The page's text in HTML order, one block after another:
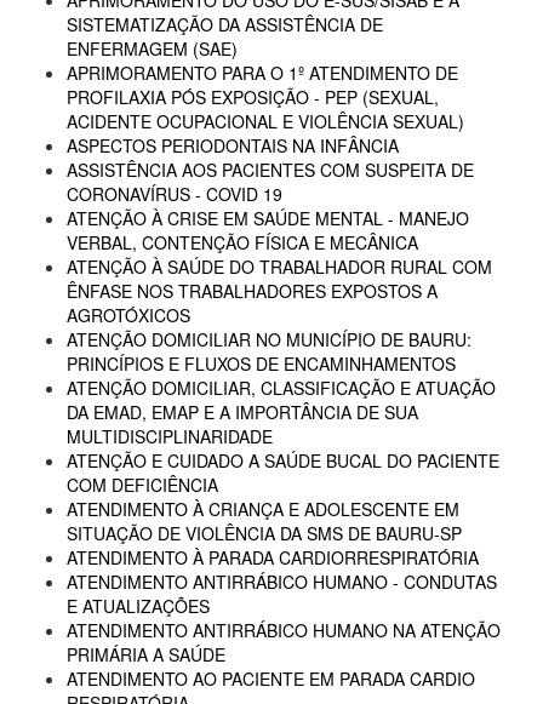
SISTEMATIZAÇÃO DA ASSISTÊNCIA DE
ENFERMAGEM (SAE)
APRIMORAMENTO PARA O 1º ATENDIMENTO DE
PROFILAXIA PÓS EXPOSIÇÃO - PEP (SEXUAL,
ACIDENTE OCUPACIONAL E VIOLÊNCIA SEXUAL)
ASPECTOS PERIODONTAIS NA INFÂNCIA
ASSISTÊNCIA AOS PACIENTES COM SUSPEITA DE
CORONAVÍRUS - COVID 19
ATENÇÃO À CRISE EM SAÚDE MENTAL - MANEJO
VERBAL, CONTENÇÃO FÍSICA E MECÂNICA
ATENÇÃO À SAÚDE DO TRABALHADOR RURAL COM
ÊNFASE NOS TRABALHADORES EXPOSTOS A
AGROTÓXICOS
ATENÇÃO DOMICILIAR NO MUNICÍPIO DE BAURU:
PRINCÍPIOS E FLUXOS DE ENCAMINHAMENTOS
ATENÇÃO DOMICILIAR, CLASSIFICAÇÃO E ATUAÇÃO
DA EMAD, EMAP E A IMPORTÂNCIA DE SUA
MULTIDISCIPLINARIDADE
ATENÇÃO E CUIDADO A SAÚDE BUCAL DO PACIENTE
COM DEFICIÊNCIA
ATENDIMENTO À CRIANÇA E ADOLESCENTE EM
SITUAÇÃO DE VIOLÊNCIA DA SMS DE BAURU-SP
ATENDIMENTO À PARADA CARDIORRESPIRATÓRIA
ATENDIMENTO ANTIRRÁBICO HUMANO - CONDUTAS
E ATUALIZAÇÕES
ATENDIMENTO ANTIRRÁBICO HUMANO NA ATENÇÃO
PRIMÁRIA A SAÚDE
ATENDIMENTO AO PACIENTE EM PARADA CARDIO